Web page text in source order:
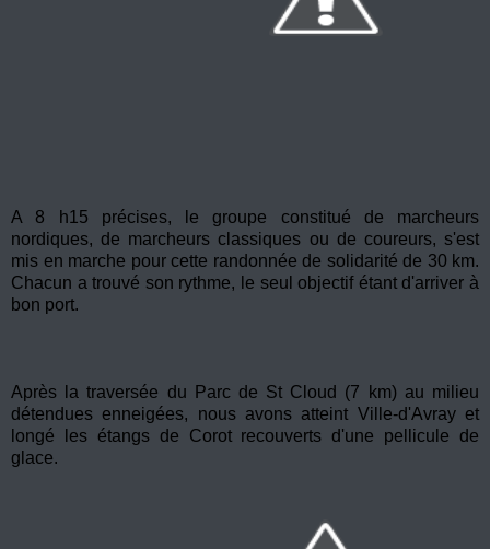
A 8 h15 précises, le groupe constitué de marcheurs
nordiques, de marcheurs classiques ou de coureurs, s'est
mis en marche pour cette randonnée de solidarité de 30 km.
Chacun a trouvé son rythme, le seul objectif étant d'arriver à
bon port.
Après la traversée du Parc de St Cloud (7 km) au milieu
détendues enneigées, nous avons atteint Ville-d'Avray et
longé les étangs de Corot recouvertsd'une pellicule de
glace.